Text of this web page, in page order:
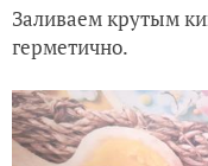
Заливаем крутым
герметично.